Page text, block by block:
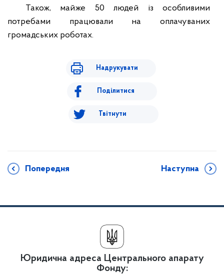
Також, майже 50 людей із особливими
потребами працювали на оплачуваних
громадських роботах.
Надрукувати
Поділитися
Твітнути
Попередня Наступна
Юридична адреса Центрального апарату
Фонду: